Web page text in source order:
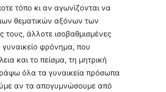
τόπο κι αν αγωνίζονται να
θεματικών αξόνων των
τους, άλλοτε ισοβαθμισμένες
φρόνημα, που
και το πείσμα, τη μητρική
όλα τα γυναικεία πρόσωπα
αν τα απογυμνώσουμε από